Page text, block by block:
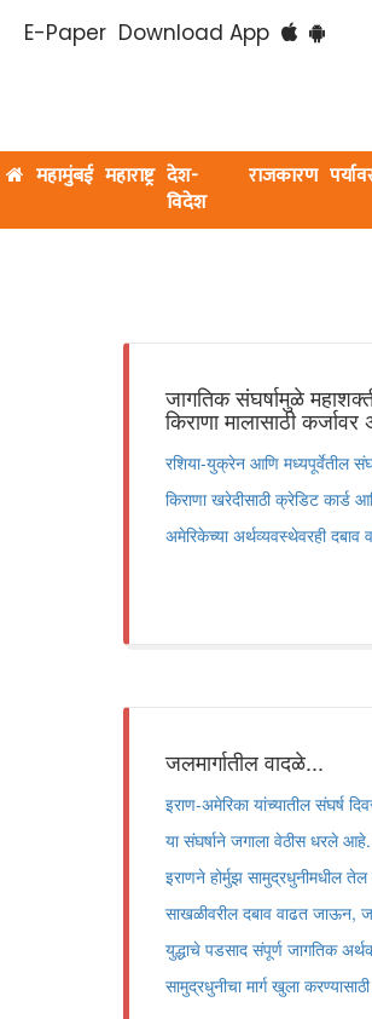
E-Paper Download App
महामुंबई महाराष्ट्र देश-
विदेश
राजकारण
जागतिक संघर्षामुळे
किराणा मालासाठी
रशिया-युक्रेन आणि मध्यपूर्वेतील
किराणा खरेदीसाठी क्रेडिट
अमेरिकेच्या अर्थव्यवस्थेवरही दबाव
जलमार्गातील वादळे...
इराण-अमेरिका यांच्यातील संघर्ष
या संघर्षाने जगाला वेठीस धरले आहे.
इराणने होर्मुझ सामुद्रधुनीमधील तेल
साखळीवरील दबाव वाढत जाऊन,
युद्धाचे पडसाद संपूर्ण जागतिक
सामुद्रधुनीचा मार्ग खुला